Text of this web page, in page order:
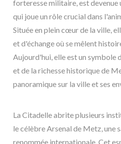
forteresse militaire, est
qui joue un rôle crucial dans
Située en plein cœur de la ville,
et d'échange où se mêlent
Aujourd'hui, elle est un symbole
et de la richesse historique de
panoramique sur la ville et ses
La Citadelle abrite plusieurs
le célèbre Arsenal de Metz, une
renommée internationale. Cet